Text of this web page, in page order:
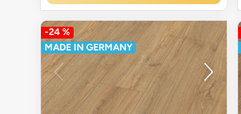
-24 %
MADE IN GERMANY